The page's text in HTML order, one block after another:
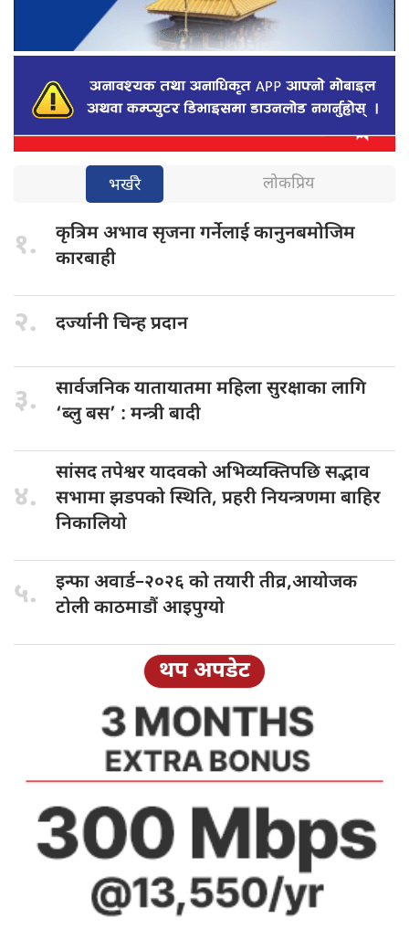
भर्खरै लोकप्रिय
१. कृत्रिम अभावसृजना गर्नेलाई कानुनबमोजिम
कारबाही
२. दर्ज्यानी चिन्हप्रदान
३. सार्वजनिक यातायातमामहिला सुरक्षाका लागि
‘ब्लु बस’ : मन्त्री बादी
४.
सांसद तपेश्वरयादवको अभिव्यक्तिपछि सद्भाव
सभामा झडपको स्थिति, प्रहरी नियन्त्रणमा बाहिर
निकालियो
५. इन्फा अवार्ड–२०२६ को तयारी तीव्र,आयोजक
टोली काठमाडौं आइपुग्यो
थप अपडेट